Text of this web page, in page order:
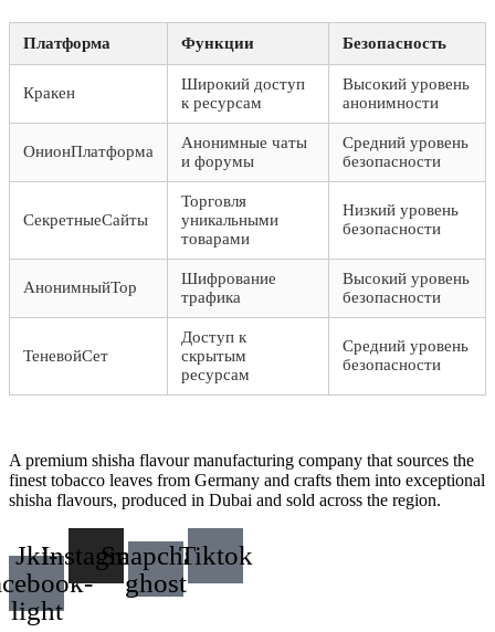
Платформа Функции Безопасность
Кракен
Широкий доступ
к ресурсам
Высокий уровень
анонимности
ОнионПлатформа
Анонимные чаты
и форумы
Средний уровень
безопасности
СекретныеСайты
Торговля
уникальными
товарами
Низкий уровень
безопасности
АнонимныйТор
Шифрование
трафика
Высокий уровень
безопасности
ТеневойСет
Доступ к
скрытым
ресурсам
Средний уровень
безопасности
A premium shisha flavour manufacturing company that sources the
finest tobacco leaves from Germany and crafts them into exceptional
shisha flavours, produced in Dubai and sold across the region.
Jki-
light
InstagramSnapchat-
ghost
Tiktok